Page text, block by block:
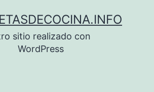
sitio realizado con
WordPress